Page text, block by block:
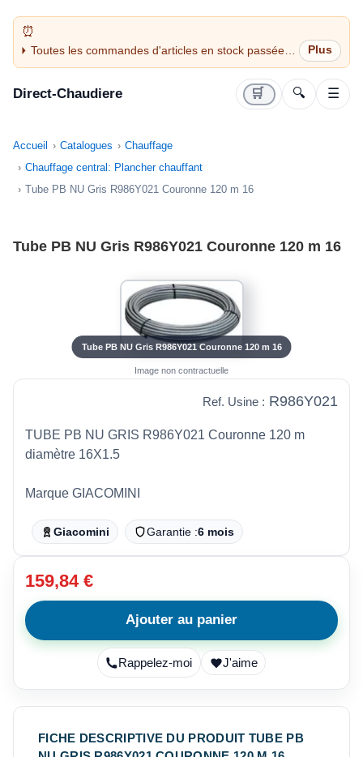
Toutes les commandes d'articles en stock passées
avant 14H sont expédiées le jour même (jours
Direct-Chaudiere 🛒 🔍 ☰
Accueil Catalogues
Chauffage
Chauffage central: Plancher chauffant
Tube PB NU Gris R986Y021 Couronne 120 m 16
Tube PB NU Gris R986Y021 Couronne 120 m 16
Tube PB NU Gris R986Y021 Couronne 120 m 16
Image non contractuelle
Ref. Usine : R986Y021
TUBE PB NU GRIS R986Y021 Couronne 120 m
diamètre 16X1.5
Marque GIACOMINI
Giacomini Garantie :6 mois
159,84 €
Ajouter au panier
Rappelez-moi J'aime
FICHE DESCRIPTIVE DU PRODUIT TUBE PB